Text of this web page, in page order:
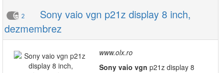
2
Sony vaio vgn p21z display 8 inch,
dezmembrez
www.olx.ro
Sony vaio vgn p21z display 8